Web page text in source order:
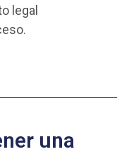
legal
una